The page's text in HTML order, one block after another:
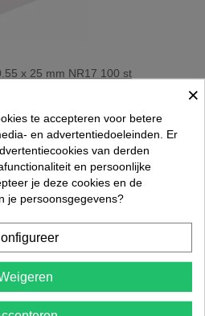
x 25 mm NR17 100 st
 
×
te accepteren voor betere
en advertentiedoeleinden. Er
van derden
en persoonlijke
je deze cookies en de
je persoonsgegevens?